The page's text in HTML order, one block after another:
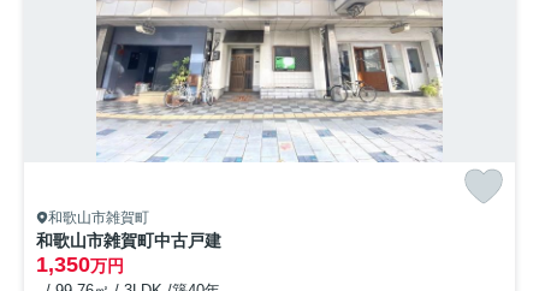
和歌山市雑賀町
和歌山市雑賀町中古戸建
1,350万円